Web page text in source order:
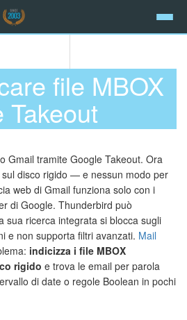
file MBOX
Takeout
Gmail tramite Google Takeout. Ora
sul disco rigido — e nessun modo per
web di Gmail funziona solo con i
di Google. Thunderbird può
sua ricerca integrata si blocca sugli
e non supporta filtri avanzati. Mail
indicizza i file MBOX
rigido e trova le email per parola
di date o regole Boolean in pochi